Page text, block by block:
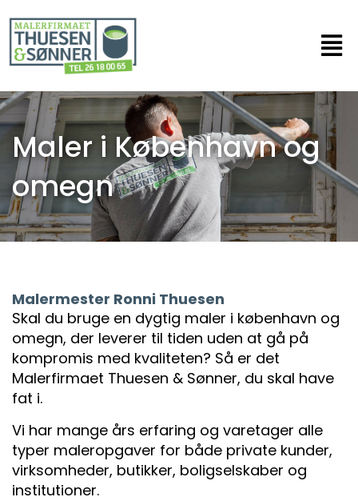
indholdet
Maler i København og
omegn
Malermester Ronni Thuesen
Skal du bruge en dygtig maler i københavn og
omegn, der leverer til tiden uden at gå på
kompromis med kvaliteten? Så er det
Malerfirmaet Thuesen & Sønner, du skal have
fat i.
Vi har mange års erfaring og varetager alle
typer maleropgaver for både private kunder,
virksomheder, butikker, boligselskaber og
institutioner.